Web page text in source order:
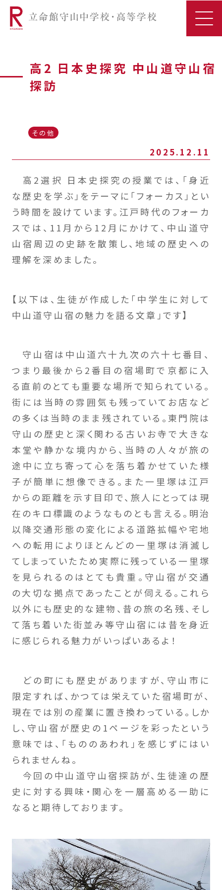
高2 日本史探究 中山道守山宿
探訪
その他
2025.12.11
高2選択 日本史探究の授業では、「身近
な歴史を学ぶ」をテーマに「フォーカス」とい
う時間を設けています。江戸時代のフォーカ
スでは、11月から12月にかけて、中山道守
山宿周辺の史跡を散策し、地域の歴史への
理解を深めました。
【以下は、生徒が作成した「中学生に対して
中山道守山宿の魅力を語る文章」です】
守山宿は中山道六十九次の六十七番目、
つまり最後から2番目の宿場町で京都に入
る直前のとても重要な場所で知られている。
街には当時の雰囲気も残っていてお店など
の多くは当時のまま残されている。東門院は
守山の歴史と深く関わる古いお寺で大きな
本堂や静かな境内から、当時の人々が旅の
途中に立ち寄って心を落ち着かせていた様
子が簡単に想像できる。また一里塚は江戸
からの距離を示す目印で、旅人にとっては現
在のキロ標識のようなものとも言える。明治
以降交通形態の変化による道路拡幅や宅地
への転用によりほとんどの一里塚は消滅し
てしまっていたため実際に残っている一里塚
を見られるのはとても貴重。守山宿が交通
の大切な拠点であったことが伺える。これら
以外にも歴史的な建物、昔の旅の名残、そし
て落ち着いた街並み等守山宿には昔を身近
に感じられる魅力がいっぱいあるよ！
どの町にも歴史がありますが、守山市に
限定すれば、かつては栄えていた宿場町が、
現在では別の産業に置き換わっている。しか
し、守山宿が歴史の1ページを彩ったという
意味では、「もののあわれ」を感じずにはい
られませんね。
今回の中山道守山宿探訪が、生徒達の歴
史に対する興味・関心を一層高める一助に
なると期待しております。